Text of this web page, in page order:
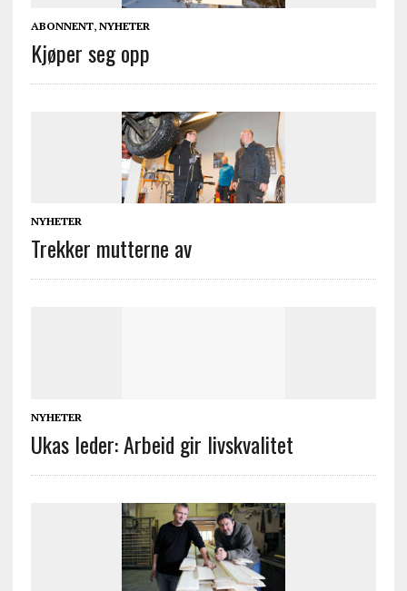
ABONNENT, NYHETER
Kjøper seg opp
NYHETER
Trekker mutterne av
NYHETER
Ukas leder: Arbeid gir livskvalitet